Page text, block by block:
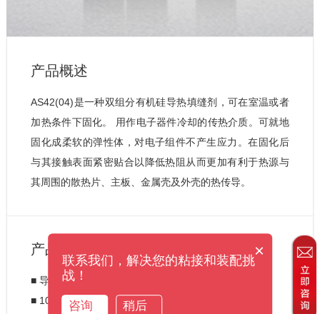
产品概述
AS42(04)是一种双组分有机硅导热填缝剂，可在室温或者
加热条件下固化。 用作电子器件冷却的传热介质。可就地
固化成柔软的弹性体，对电子组件不产生应力。在固化后
与其接触表面紧密贴合以降低热阻从而更加有利于热源与
其周围的散热片、主板、金属壳及外壳的热传导。
产品特征
■ 导热率：4.0W/m·K。
■ 100%固态，固化后无渗出物。
×
联系我们，解决您的粘接和装配挑
战！
咨询 稍后